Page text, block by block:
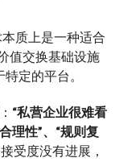
质上是一种适合
值交换基础设施
定的平台。
“私营企业很难看
理性”、“规则复
受度没有进展，